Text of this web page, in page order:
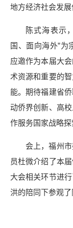
地方经济社会发展
陈式海表示
国、面向海外”为
应邀作为本届大
术资源和重要的
能。期待福建省
动侨界创新、高
作服务国家战略探
会上，福州
员杜微介绍了本
大会相关环节进
洪的陪同下参观了